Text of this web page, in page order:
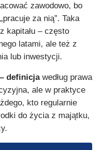
zawodowo, bo
za nią”. Taka
kapitału – często
latami, ale też z
lub inwestycji.
definicjawedług prawa
ale w praktyce
kto regularnie
do życia z majątku,